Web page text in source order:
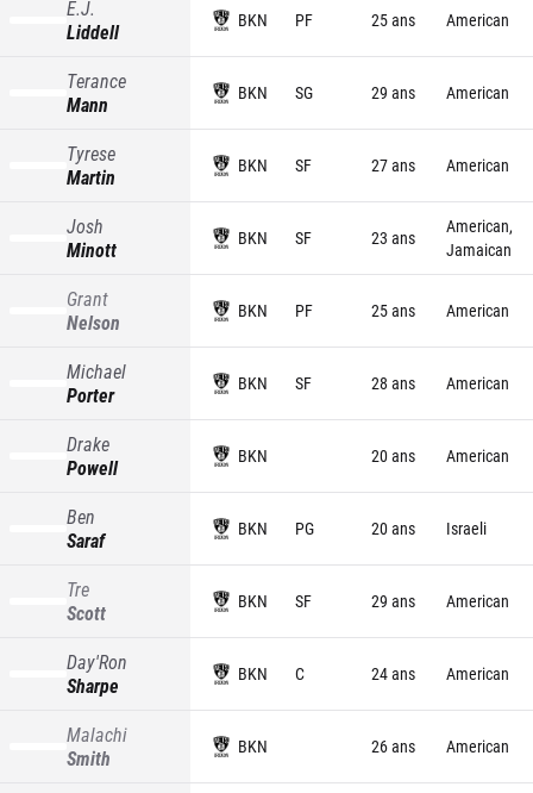
E.J.
Liddell
BKN PF 25 ans American
Terance
Mann
BKN SG 29 ans American
Tyrese
Martin
BKN SF 27 ans American
Josh
Minott
BKN SF 23 ans
American,
Jamaican
Grant
Nelson
BKN PF 25 ans American
Michael
Porter
BKN SF 28 ans American
Drake
Powell
BKN 20 ans American
Ben
Saraf
BKN PG 20 ans Israeli
Tre
Scott
BKN SF 29 ans American
Day'Ron
Sharpe
BKN C 24 ans American
Malachi
Smith
BKN 26 ans American